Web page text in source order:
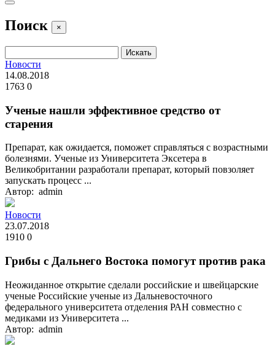
Поиск ×
Новости
14.08.2018
1763 0
Ученые нашли эффективное средство от
старения
Препарат, как ожидается, поможет справляться с возрастными
болезнями. Ученые из Университета Эксетера в
Великобритании разработали препарат, который повзоляет
запускать процесс ...
Автор: admin
Новости
23.07.2018
1910 0
Грибы с Дальнего Востока помогут против рака
Неожиданное открытие сделали российские и швейцарские
ученые Российские ученые из Дальневосточного
федерального университета отделения РАН совместно с
медиками из Университета ...
Автор: admin